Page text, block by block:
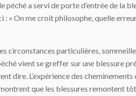
péché a servi de porte d’entrée de
« On me croit philosophe, quelle
circonstances particulières,
vient se greffer sur une blessure
dire. L’expérience des
que les blessures remontent